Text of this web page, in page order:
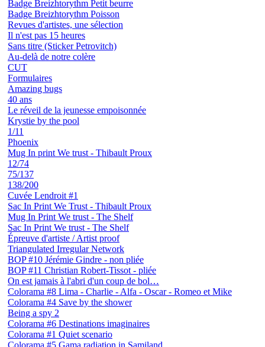
Badge Breizhtorythm Petit beurre
Badge Breizhtorythm Poisson
Revues d'artistes, une sélection
Il n'est pas 15 heures
Sans titre (Sticker Petrovitch)
Au-delà de notre colère
CUT
Formulaires
Amazing bugs
40 ans
Le réveil de la jeunesse empoisonnée
Krystie by the pool
1/11
Phoenix
Mug In print We trust - Thibault Proux
12/74
75/137
138/200
Cuvée Lendroit #1
Sac In Print We Trust - Thibault Proux
Mug In Print We trust - The Shelf
Sac In Print We trust - The Shelf
Épreuve d'artiste / Artist proof
Triangulated Irregular Network
BOP #10 Jérémie Gindre - non pliée
BOP #11 Christian Robert-Tissot - pliée
On est jamais à l'abri d'un coup de bol…
Colorama #8 Lima - Charlie - Alfa - Oscar - Romeo et Mike
Colorama #4 Save by the shower
Being a spy 2
Colorama #6 Destinations imaginaires
Colorama #1 Quiet scenario
Colorama #5 Gama radiation in Samiland